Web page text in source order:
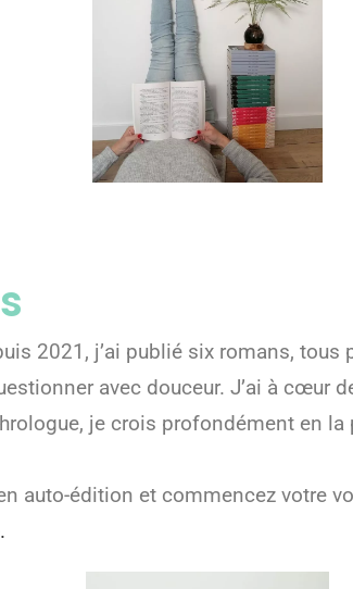
2021, j’ai publié six romans, tous
avec douceur. J’ai à cœur
je crois profondément en
auto-édition et commencez votre